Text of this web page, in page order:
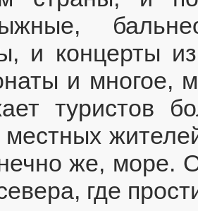
и концерты
и многое,
туристов
местных
же, море.
где